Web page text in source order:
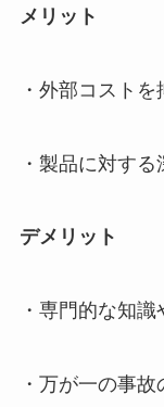
メリット
・外部コスト
・製品に対す
デメリット
・専門的な知
・万が一の事